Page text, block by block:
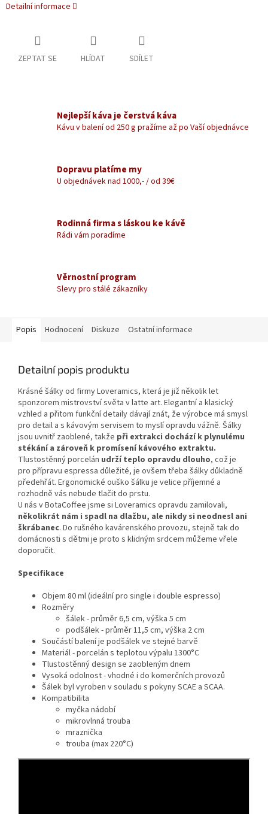
Detailní informace
ZEPTAT SE HLÍDAT SDÍLET
Nejlepší káva je čerstvá káva
Kávu v balení od 250 g pražíme až po Vaší objednávce
Dopravu platíme my
U objednávek nad 1000,- / od 39€
Rodinná firma s láskou ke kávě
Rádi vám poradíme
Věrnostní program
Slevy pro stálé zákazníky
Popis Hodnocení Diskuze Ostatní informace
Detailní popis produktu
Krásné šálky od firmy Loveramics, která je již několik let
sponzorem mistrovství světa v latte art. Elegantní a klasický
vzhled a přitom funkční detaily dávají znát, že výrobce má smysl
pro detail a s kávovým servisem to myslí opravdu vážně. Šálky
jsou uvnitř zaoblené, takže při extrakci dochází k plynulému
stékání a zároveň k promísení kávového extraktu.
Tlustostěnný porcelán udrží teplo opravdu dlouho, což je
pro přípravu espressa důležité, je ovšem třeba šálky důkladně
předehřát. Ergonomické ouško šálku je velice příjemné a
rozhodně vás nebude tlačit do prstu.
U nás v BotaCoffee jsme si Loveramics opravdu zamilovali,
několikrát nám i spadl na dlažbu, ale nikdy si neodnesl ani
škrábanec. Do rušného kavárenského provozu, stejně tak do
domácnosti s dětmi je proto s klidným srdcem můžeme vřele
doporučit.
Specifikace
Objem 80 ml (ideální pro single i double espresso)
Rozměry
šálek - průměr 6,5 cm, výška 5 cm
podšálek - průměr 11,5 cm, výška 2 cm
Součástí balení je podšálek ve stejné barvě
Materiál - porcelán s teplotou výpalu 1300°C
Tlustostěnný design se zaobleným dnem
Vysoká odolnost - vhodné i do komerčních provozů
Šálek byl vyroben v souladu s pokyny SCAE a SCAA.
Kompatibilita
myčka nádobí
mikrovlnná trouba
mraznička
trouba (max 220°C)